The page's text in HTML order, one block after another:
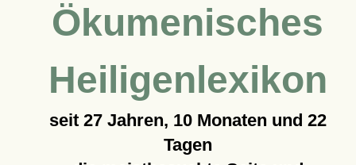
Ökumenisches
Heiligenlexikon
seit 27 Jahren, 10 Monaten und 22
Tagen